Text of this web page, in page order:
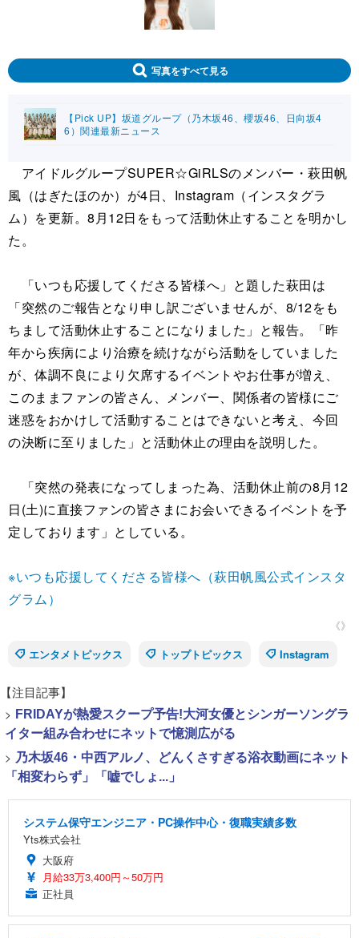
写真をすべて見る
【Pick UP】坂道グループ（乃木坂46、櫻坂46、日向坂4
6）関連最新ニュース
アイドルグループSUPER☆GiRLSのメンバー・萩田帆
風（はぎたほのか）が4日、Instagram（インスタグラ
ム）を更新。8月12日をもって活動休止することを明かし
た。
「いつも応援してくださる皆様へ」と題した萩田は
「突然のご報告となり申し訳ございませんが、8/12をも
ちまして活動休止することになりました」と報告。「昨
年から疾病により治療を続けながら活動をしていました
が、体調不良により欠席するイベントやお仕事が増え、
このままファンの皆さん、メンバー、関係者の皆様にご
迷惑をおかけして活動することはできないと考え、今回
の決断に至りました」と活動休止の理由を説明した。
「突然の発表になってしまった為、活動休止前の8月12
日(土)に直接ファンの皆さまにお会いできるイベントを予
定しております」としている。
※いつも応援してくださる皆様へ（萩田帆風公式インスタ
グラム）
《》
エンタメトピックス
トップトピックス Instagram
【注目記事】
> FRIDAYが熱愛スクープ予告!大河女優とシンガーソングラ
イター組み合わせにネットで憶測広がる
> 乃木坂46・中西アルノ、どんくさすぎる浴衣動画にネット
「相変わらず」「嘘でしょ...」
システム保守エンジニア・PC操作中心・復職実績多数
Yts株式会社
大阪府
月給33万3,400円～50万円
正社員